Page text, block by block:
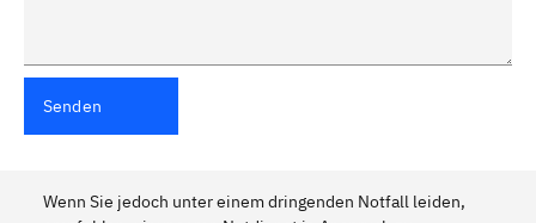
Senden
Wenn Sie jedoch unter einem dringenden Notfall leiden,